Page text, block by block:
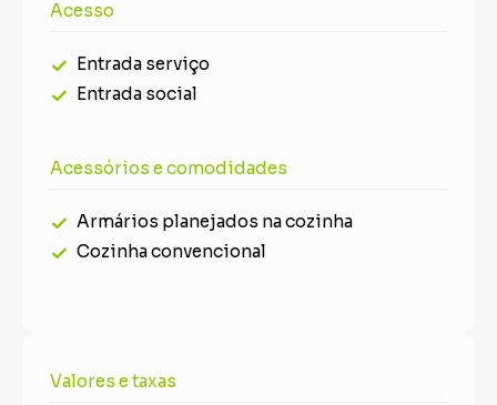
Acesso
Entrada serviço
Entrada social
Acessórios e comodidades
Armários planejados na cozinha
Cozinha convencional
Valores e taxas